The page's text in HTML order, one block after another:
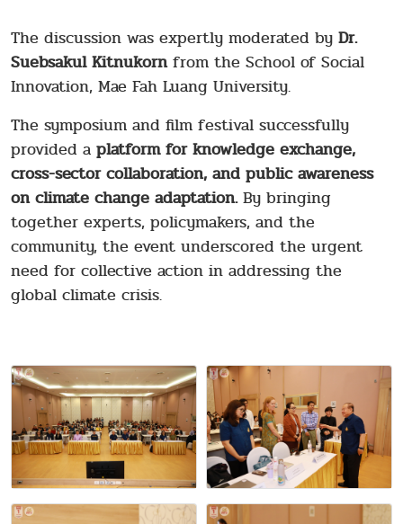
The discussion was expertly moderated by Dr.
Suebsakul Kitnukornfrom the School of Social
Innovation, Mae Fah Luang University.
The symposium and film festival successfully
provided a platform for knowledge exchange,
cross-sector collaboration, and public awareness
on climate change adaptation.By bringing
together experts, policymakers, and the
community, the event underscored the urgent
need for collective action in addressing the
global climate crisis.